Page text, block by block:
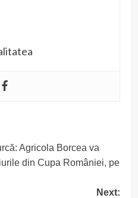
Agricola Borcea va
din Cupa României, pe
Next: